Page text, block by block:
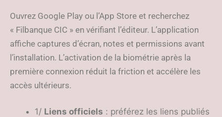
Ouvrez Google Play ou l’App Store et recherchez
« Filbanque CIC » en vérifiant l’éditeur. L’application
affiche captures d’écran, notes et permissions avant
l’installation. L’activation de la biométrie après la
première connexion réduit la friction et accélère les
accès ultérieurs.
1/ Liens officiels : préférez les liens publiés